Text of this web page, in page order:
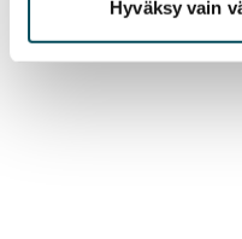
Hyväksy vain